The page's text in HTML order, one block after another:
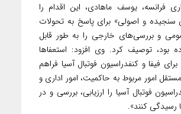
فرانسه، یوسف ماهادی، این اقدام را
سنجیده و اصولی» برای پاسخ به تحولات
و بررسی‌های خارجی را به طور قابل
بود، توصیف کرد. وی افزود: استعفاها
فیفا و کنفدراسیون فوتبال آسیا فراهم
امور مربوط به حاکمیت، امور اداری و
فوتبال آسیا را ارزیابی، بررسی و در
رسیدگی کنند».